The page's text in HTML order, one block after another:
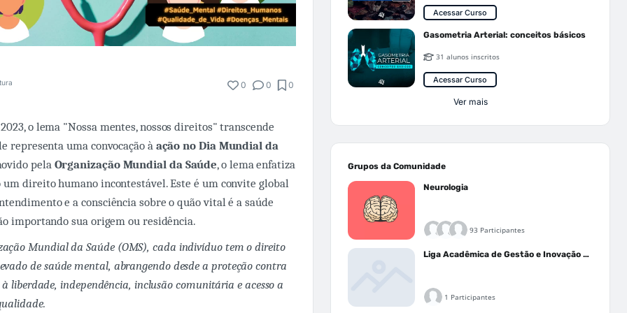
0 0 0
o lema "Nossa mentes, nossos direitos" transcende
representa uma convocação à ação no Dia Mundial da
pela Organização Mundial da Saúde, o lema enfatiza
um direito humano incontestável. Este é um convite global
e a consciência sobre o quão vital é a saúde
importando sua origem ou residência.
Mundial da Saúde (OMS), cada indivíduo tem o direito
de saúde mental, abrangendo desde a proteção contra
liberdade, independência, inclusão comunitária e acesso a
Acessar Curso
Gasometria Arterial: conceitos básicos
31 alunos inscritos
Acessar Curso
Ver mais
Grupos da Comunidade
Neurologia
93 Participantes
Liga Acadêmica de Gestão e Inovação Médica - LAGIM
1 Participantes